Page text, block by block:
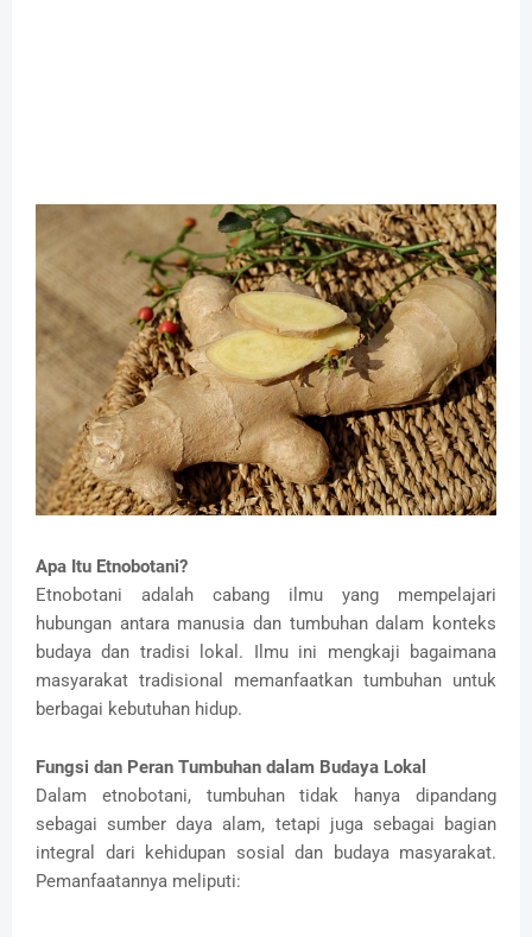
Apa Itu Etnobotani?
Etnobotani adalah cabang ilmu yang mempelajari
hubungan antara manusia dan tumbuhan dalam konteks
budaya dan tradisi lokal. Ilmu ini mengkaji bagaimana
masyarakat tradisional memanfaatkan tumbuhan untuk
berbagai kebutuhan hidup.
Fungsi dan Peran Tumbuhan dalam Budaya Lokal
Dalam etnobotani, tumbuhan tidak hanya dipandang
sebagai sumber daya alam, tetapi juga sebagai bagian
integral dari kehidupan sosial dan budaya masyarakat.
Pemanfaatannya meliputi: